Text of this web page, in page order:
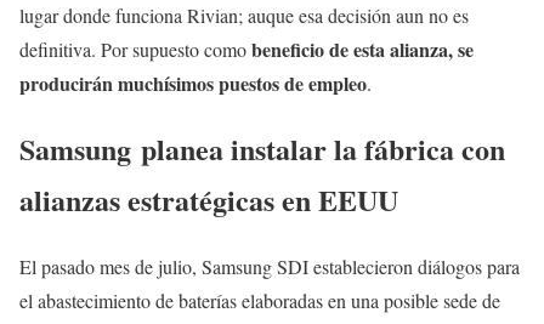
lugar donde funciona Rivian; auque esa decisión aun no es
definitiva. Por supuesto comobeneficio de esta alianza, se
producirán muchísimos puestos de empleo.
Samsung planea instalar la fábrica con
alianzas estratégicas en EEUU
El pasado mes de julio, Samsung SDI establecieron diálogos para
el abastecimiento de baterías elaboradas en una posible sede de